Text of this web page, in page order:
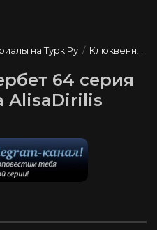
на Турк Ру / Клюквенный щербет
64 серия
AlisaDirilis